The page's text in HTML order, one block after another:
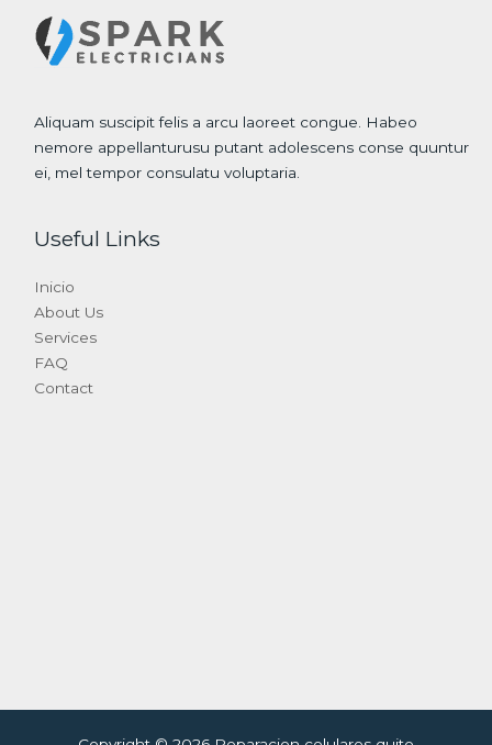
Aliquam suscipit felis a arcu laoreet congue. Habeo
nemore appellanturusu putant adolescens conse quuntur
ei, mel tempor consulatu voluptaria.
Useful Links
Inicio
About Us
Services
FAQ
Contact